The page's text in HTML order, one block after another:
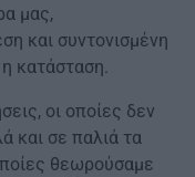
μας,
και συντονισμένη
κατάσταση.
οι οποίες δεν
και σε παλιά τα
θεωρούσαμε